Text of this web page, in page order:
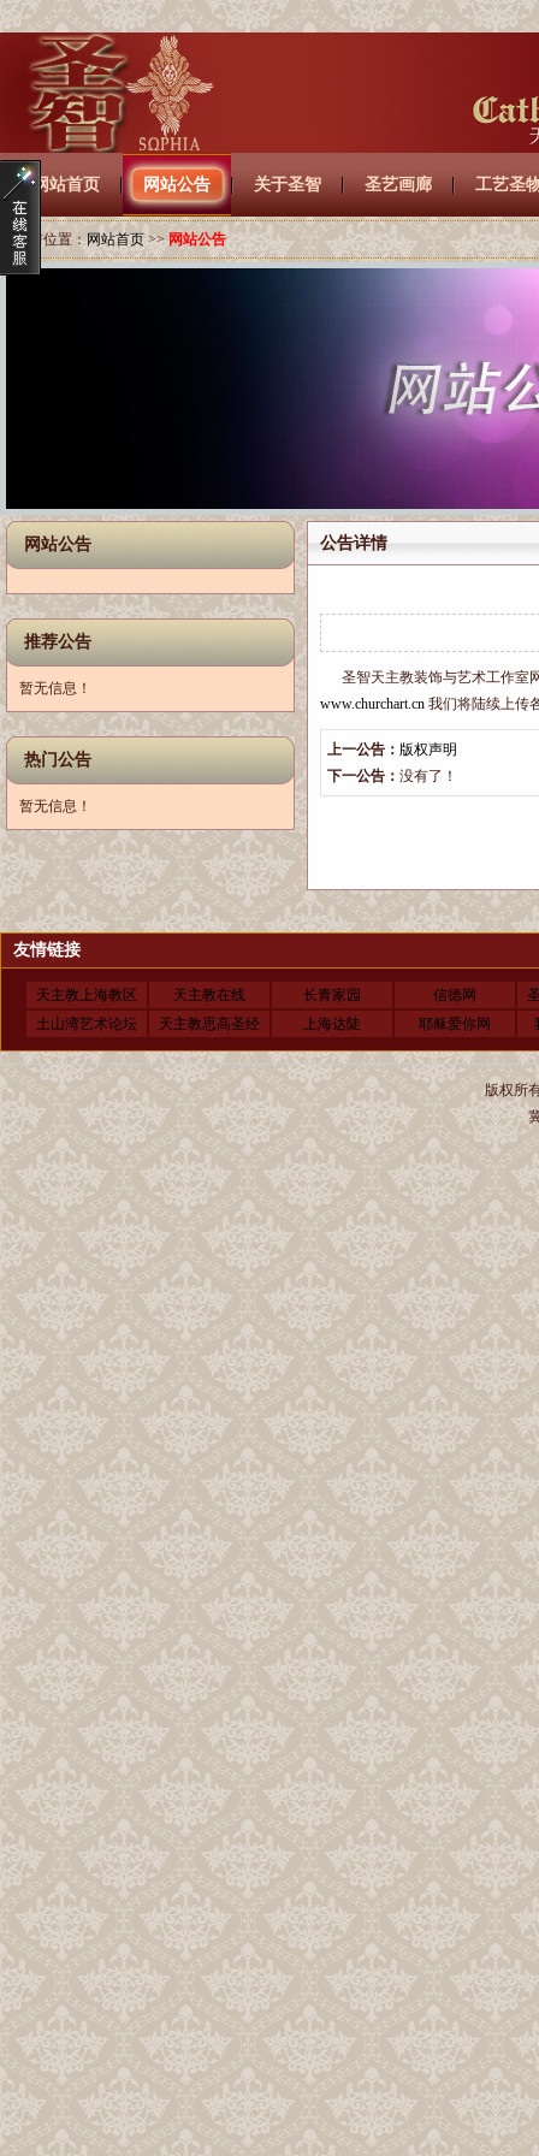
网站首页 网站公告 关于圣智 圣艺画廊 工艺圣
当前位置：网站首页>>网站公告
网站公告
推荐公告
暂无信息！
热门公告
暂无信息！
公告详情
圣智天主教装饰与艺术工作室
www.churchart.cn 我们将陆续上传
上一公告： 版权声明
下一公告： 没有了！
友情链接
天主教上海教区 天主教在线 长青家园 信德网
土山湾艺术论坛
天主教思高圣经 上海达陡 耶稣爱你网
版权所